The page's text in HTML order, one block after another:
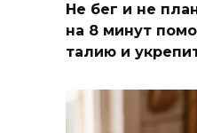
Не бег и не
на 8 минут
талию и